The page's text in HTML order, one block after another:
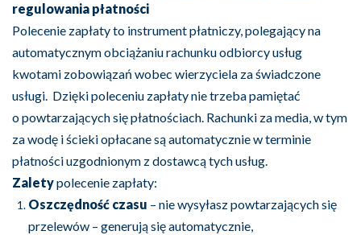
regulowania płatności
Polecenie zapłaty to instrument płatniczy, polegający na
automatycznym obciążaniu rachunku odbiorcy usług
kwotami zobowiązań wobec wierzyciela za świadczone
usługi. Dzięki poleceniu zapłaty nie trzeba pamiętać
o powtarzających się płatnościach. Rachunki za media, w tym
za wodę i ścieki opłacane są automatycznie w terminie
płatności uzgodnionym z dostawcą tych usług.
Zaletypolecenie zapłaty:
Oszczędność czasu – nie wysyłasz powtarzających się
przelewów – generują się automatycznie,